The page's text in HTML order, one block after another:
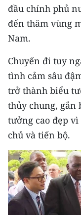
Infographic
TIN MỚI
TIN ĐỊA PHƯƠNG
Trung du và
Đồng bằng sông
Bắc Trung Bộ
Duyên hải Nam
Nguyên
Đông Nam Bộ
Đồng bằng sông
đầu chính phủ
đến thăm vùng
Nam.
Chuyến đi tuy
tình cảm sâu
trở thành biểu
thủy chung, gắn
tưởng cao đẹp
chủ và tiến bộ.